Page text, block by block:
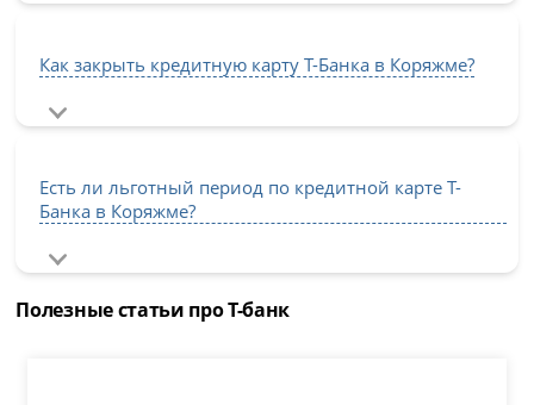
Как закрыть кредитную карту Т-Банка в Коряжме?
Есть ли льготный период по кредитной карте Т-
Банка в Коряжме?
Полезные статьи про Т-банк